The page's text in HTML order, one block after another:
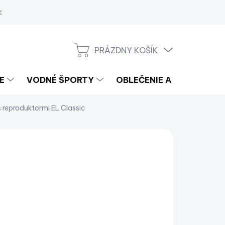
NÁKUPNÝ
PRÁZDNY KOŠÍK
VODNÉ ŠPORTY OBLEČENIE A LIFESTYLE
reproduktormi EL Classic